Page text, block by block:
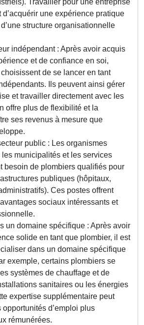
Travailler pour une entreprise
une expérience pratique
structure organisationnelle
indépendant : Après avoir acquis
et de confiance en soi,
de se lancer en tant
Ils peuvent ainsi gérer
et travailler directement avec les
offre plus de flexibilité et la
ses revenus à mesure que
public : Les organismes
municipalités et les services
besoin de plombiers qualifiés pour
publiques (hôpitaux,
Ces postes offrent
sociaux intéressants et
un domaine spécifique : Après avoir
solide en tant que plombier, il est
dans un domaine spécifique
exemple, certains plombiers se
systèmes de chauffage et de
sanitaires ou les énergies
expertise supplémentaire peut
d’emploi plus
rémunérées.